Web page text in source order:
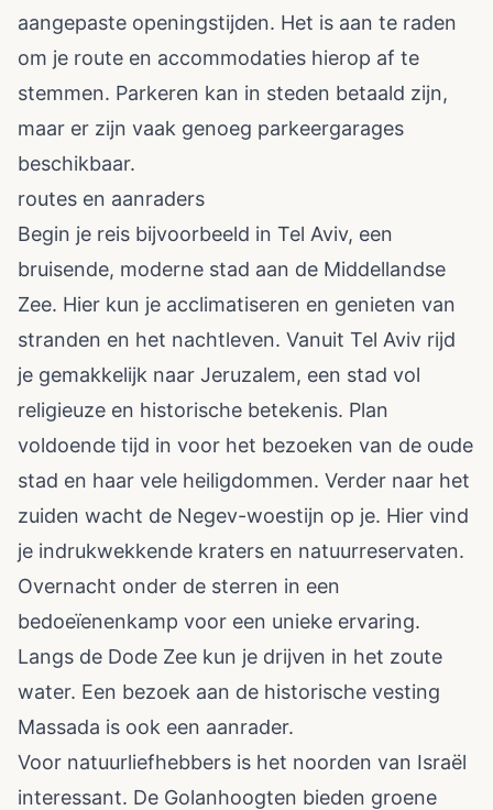
aangepaste openingstijden. Het is aan te raden
om je route en accommodaties hierop af te
stemmen. Parkeren kan in steden betaald zijn,
maar er zijn vaak genoeg parkeergarages
beschikbaar.
routes en aanraders
Begin je reis bijvoorbeeld in Tel Aviv, een
bruisende, moderne stad aan de Middellandse
Zee. Hier kun je acclimatiseren en genieten van
stranden en het nachtleven. Vanuit Tel Aviv rijd
je gemakkelijk naar Jeruzalem, een stad vol
religieuze en historische betekenis. Plan
voldoende tijd in voor het bezoeken van de oude
stad en haar vele heiligdommen. Verder naar het
zuiden wacht de Negev-woestijn op je. Hier vind
je indrukwekkende kraters en natuurreservaten.
Overnacht onder de sterren in een
bedoeïenenkamp voor een unieke ervaring.
Langs de Dode Zee kun je drijven in het zoute
water. Een bezoek aan de historische vesting
Massada is ook een aanrader.
Voor natuurliefhebbers is het noorden van Israël
interessant. De Golanhoogten bieden groene